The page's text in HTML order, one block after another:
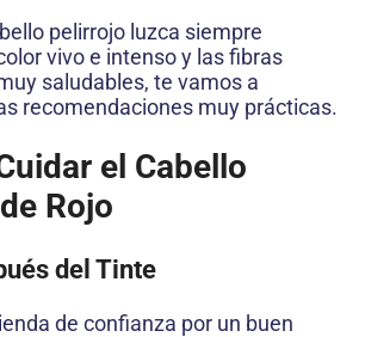
pelirrojo luzca siempre
vivo e intenso y las fibras
saludables, te vamos a
recomendaciones muy prácticas.
el Cabello
Rojo
del Tinte
de confianza por un buen